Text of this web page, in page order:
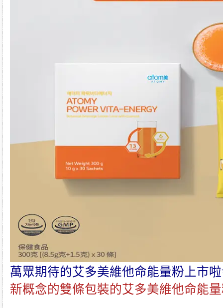
萬眾期待的艾多美維他命能量粉 上市
新概念的雙條包裝的艾多美維他命能